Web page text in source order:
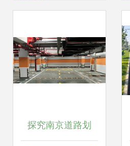
探究南京道路划